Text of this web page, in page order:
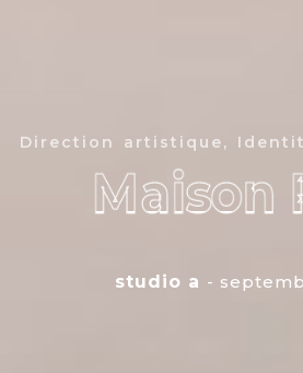
Direction artistique,
Maison
Maison
studio a -